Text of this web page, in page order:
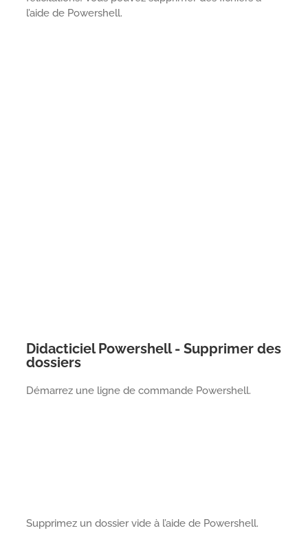
l’aide de Powershell.
Didacticiel Powershell - Supprimer des
dossiers
Démarrez une ligne de commande Powershell.
Supprimez un dossier vide à l’aide de Powershell.